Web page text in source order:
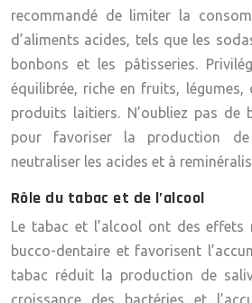
recommandé de limiter la
d’aliments acides, tels que les
bonbons et les pâtisseries.
équilibrée, riche en fruits, légumes,
produits laitiers. N’oubliez pas de
pour favoriser la production
neutraliser les acides et à
Rôle du tabac et de l’alcool
Le tabac et l’alcool ont des effets
bucco-dentaire et favorisent
tabac réduit la production de
croissance des bactéries et